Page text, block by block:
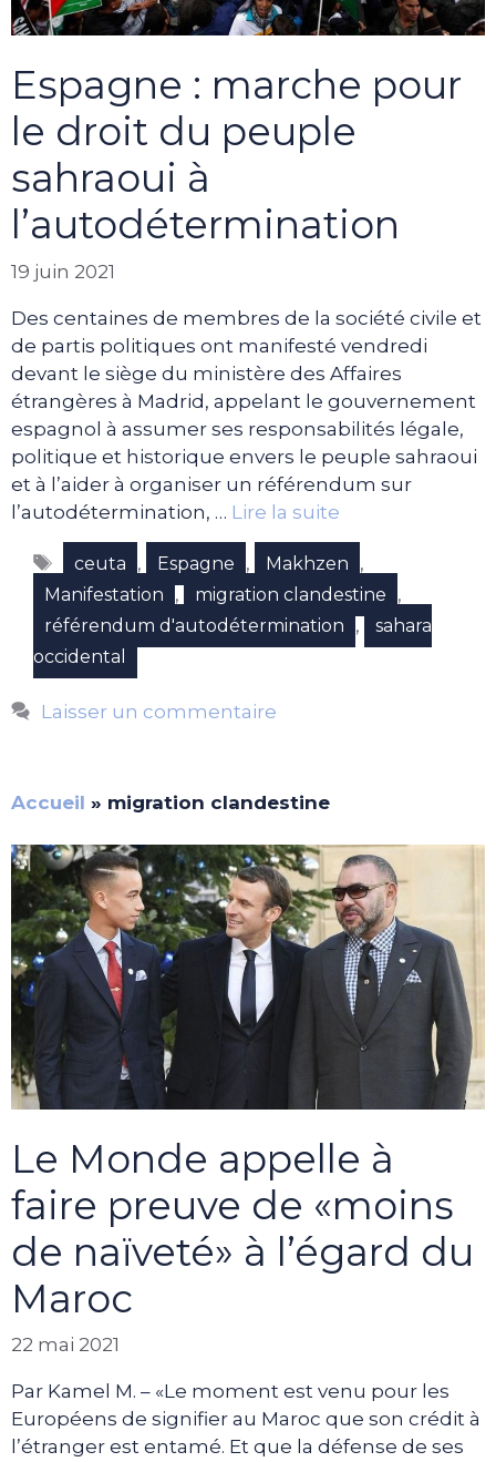
Espagne : marche pour
le droit du peuple
sahraoui à
l’autodétermination
19 juin 2021
Des centaines de membres de la société civile et
de partis politiques ont manifesté vendredi
devant le siège du ministère des Affaires
étrangères à Madrid, appelant le gouvernement
espagnol à assumer ses responsabilités légale,
politique et historique envers le peuple sahraoui
et à l’aider à organiser un référendum sur
l’autodétermination, … Lire la suite
Étiquettes
ceuta , Espagne , Makhzen ,
Manifestation , migration clandestine ,
référendum d'autodétermination ,
sahara
occidental
Laisser un commentaire
Accueil » migration clandestine
Le Monde appelle à
faire preuve de «moins
de naïveté» à l’égard du
Maroc
22 mai 2021
Par Kamel M. – «Le moment est venu pour les
Européens de signifier au Maroc que son crédit à
l’étranger est entamé. Et que la défense de ses